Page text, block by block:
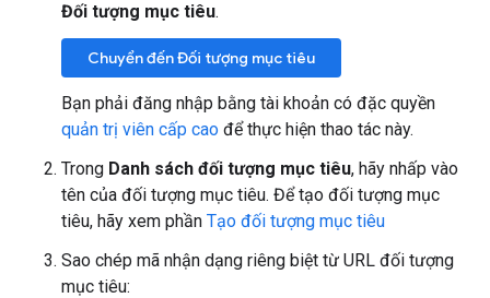
Đối tượng mục tiêu.
Chuyển đến Đối tượng mục tiêu
Bạn phải đăng nhập bằng tài khoản có đặc quyền
quản trị viên cấp cao để thực hiện thao tác này.
Trong Danh sách đối tượng mục tiêu, hãy nhấp vào
tên của đối tượng mục tiêu. Để tạo đối tượng mục
tiêu, hãy xem phần Tạo đối tượng mục tiêu
Sao chép mã nhận dạng riêng biệt từ URL đối tượng
mục tiêu: